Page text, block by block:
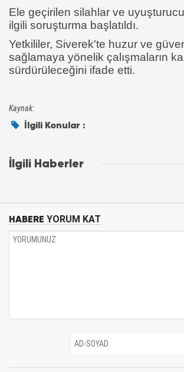
Ele geçirilen silahlar ve
ilgili soruşturma başlatıldı.
Yetkililer, Siverek'te huzur ve
sağlamaya yönelik çalışmaların
sürdürüleceğini ifade etti.
Kaynak:
İlgili Konular :
İlgili Haberler
HABERE YORUM KAT